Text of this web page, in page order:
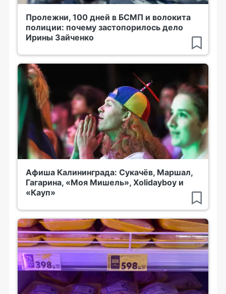
Пролежни, 100 дней в БСМП и волокита
полиции: почему застопорилось дело
Ирины Зайченко
Афиша Калининграда: Сукачёв, Маршал,
Гагарина, «Моя Мишель», Xolidayboy и
«Кауп»